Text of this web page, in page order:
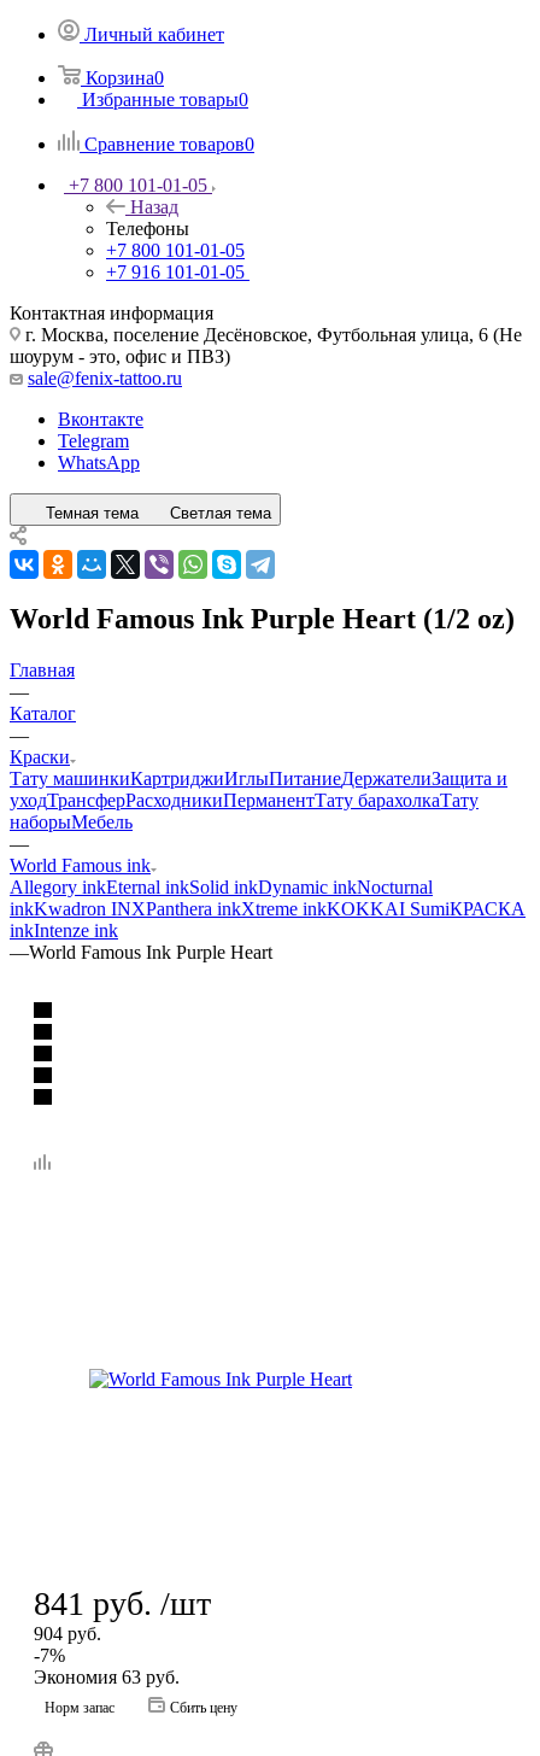
Личный кабинет
Корзина0
Избранные товары0
Сравнение товаров0
+7 800 101-01-05
Назад
Телефоны
+7 800 101-01-05
+7 916 101-01-05
Контактная информация
г. Москва, поселение Десёновское, Футбольная улица, 6 (Не
шоурум - это, офис и ПВЗ)
sale@fenix-tattoo.ru
Вконтакте
Telegram
WhatsApp
Темная тема Светлая тема
World Famous Ink Purple Heart (1/2 oz)
Главная
—
Каталог
—
Краски
Тату машинкиКартриджиИглыПитаниеДержателиЗащита и
уходТрансферРасходникиПерманентТату барахолкаТату
наборыМебель
—
World Famous ink
Allegory inkEternal inkSolid inkDynamic inkNocturnal
inkKwadron INXPanthera inkXtreme inkKOKKAI SumiКРАСКА
inkIntenze ink
—World Famous Ink Purple Heart
841 руб. /шт
904 руб.
-7%
Экономия 63 руб.
Норм запас Сбить цену